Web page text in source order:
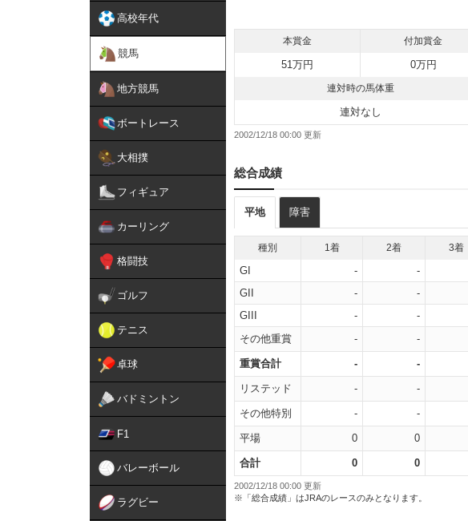
高校年代
競馬
地方競馬
ボートレース
大相撲
フィギュア
カーリング
格闘技
ゴルフ
テニス
卓球
バドミントン
F1
バレーボール
ラグビー
本賞金 付加賞金
51万円 0万円
連対時の馬体重
連対なし
2002/12/18 00:00
総合成績
平地 障害
種別 1着 2着 3着
GI - -
GII
- -
GIII
- -
その他重賞
- -
重賞合計 - -
リステッド - -
その他特別 - -
平場 0 0
合計 0 0
2002/12/18 00:00 更新
※「総合成績」はJRAのレースのみとなります。